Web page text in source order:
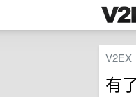
V2EX
有